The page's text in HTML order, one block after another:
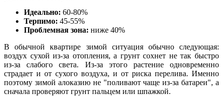
Идеально: 60-80%
Терпимо: 45-55%
Проблемная зона: ниже 40%
В обычной квартире зимой ситуация обычно следующая:
воздух сухой из-за отопления, а грунт сохнет не так быстро
из-за слабого света. Из-за этого растение одновременно
страдает и от сухого воздуха, и от риска перелива. Именно
поэтому зимой алоказию не "поливают чаще из-за батареи", а
сначала проверяют грунт пальцем или шпажкой.